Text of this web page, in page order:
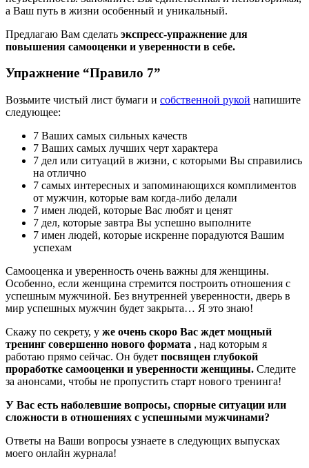
а Ваш путь в жизни особенный и уникальный.
Предлагаю Вам сделать экспресс-упражнение для
повышения самооценки и уверенности в себе.
Упражнение “Правило 7”
Возьмите чистый лист бумаги и собственной рукой напишите
следующее:
7 Ваших самых сильных качеств
7 Ваших самых лучших черт характера
7 дел или ситуаций в жизни, с которыми Вы справились
на отлично
7 самых интересных и запоминающихся комплиментов
от мужчин, которые вам когда-либо делали
7 имен людей, которые Вас любят и ценят
7 дел, которые завтра Вы успешно выполните
7 имен людей, которые искренне порадуются Вашим
успехам
Самооценка и уверенность очень важны для женщины.
Особенно, если женщина стремится построить отношения с
успешным мужчиной. Без внутренней уверенности, дверь в
мир успешных мужчин будет закрыта… Я это знаю!
Скажу по секрету, у же очень скоро Вас ждет мощный
тренинг совершенно нового формата , над которым я
работаю прямо сейчас. Он будет посвящен глубокой
проработке самооценки и уверенности женщины. Следите
за анонсами, чтобы не пропустить старт нового тренинга!
У Вас есть наболевшие вопросы, спорные ситуации или
сложности в отношениях с успешными мужчинами?
Ответы на Ваши вопросы узнаете в следующих выпусках
моего онлайн журнала!